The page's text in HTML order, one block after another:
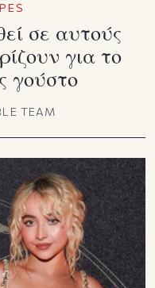
σε αυτούς
για το
γούστο
TEAM